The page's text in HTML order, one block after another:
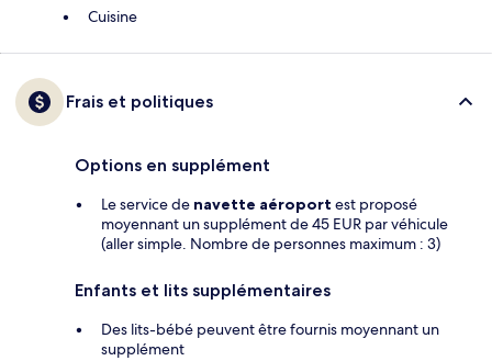
Cuisine
Frais et politiques
Options en supplément
Le service de navette aéroport est proposé
moyennant un supplément de 45 EUR par véhicule
(aller simple. Nombre de personnes maximum : 3)
Enfants et lits supplémentaires
Des lits-bébé peuvent être fournis moyennant un
supplément